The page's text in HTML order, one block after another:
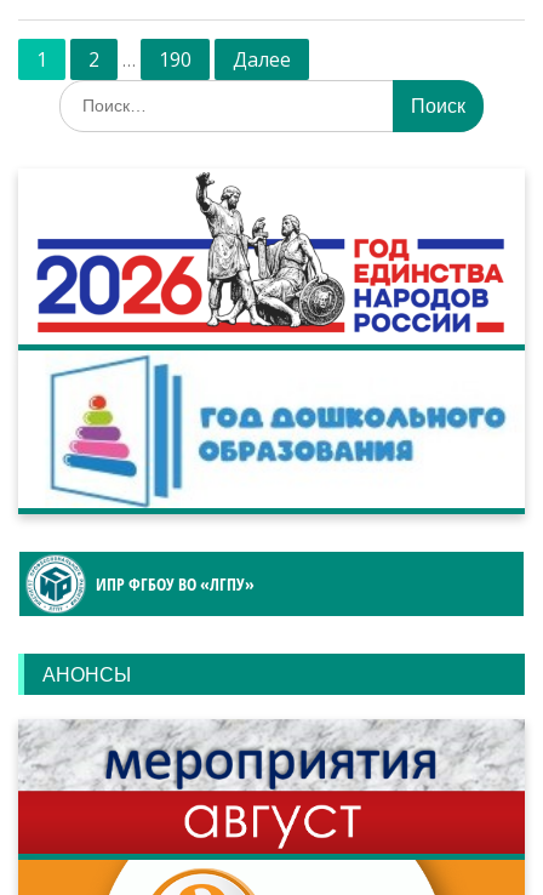
Навигация
записям
1 2 … 190 Далее
Искать:
ИПР ФГБОУ ВО «ЛГПУ»
АНОНСЫ